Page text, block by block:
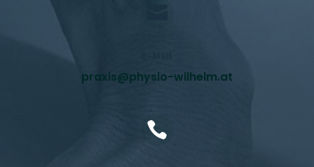
praxis@physio-wilhelm.at
